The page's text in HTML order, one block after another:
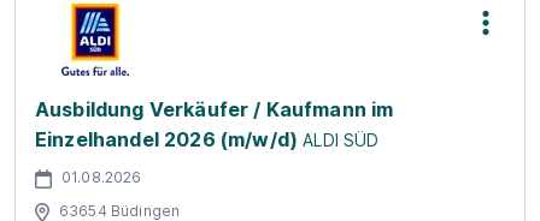
Ausbildung Verkäufer / Kaufmann im
Einzelhandel 2026 (m/w/d) ALDI SÜD
01.08.2026
63654 Büdingen